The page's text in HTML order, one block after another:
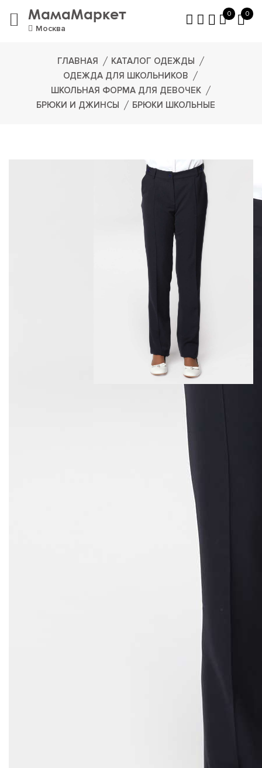
МамаМаркет
Москва
0 0
ГЛАВНАЯ
КАТАЛОГ ОДЕЖДЫ
ОДЕЖДА ДЛЯ ШКОЛЬНИКОВ
ШКОЛЬНАЯ ФОРМА ДЛЯ ДЕВОЧЕК
БРЮКИ И ДЖИНСЫ
БРЮКИ ШКОЛЬНЫЕ